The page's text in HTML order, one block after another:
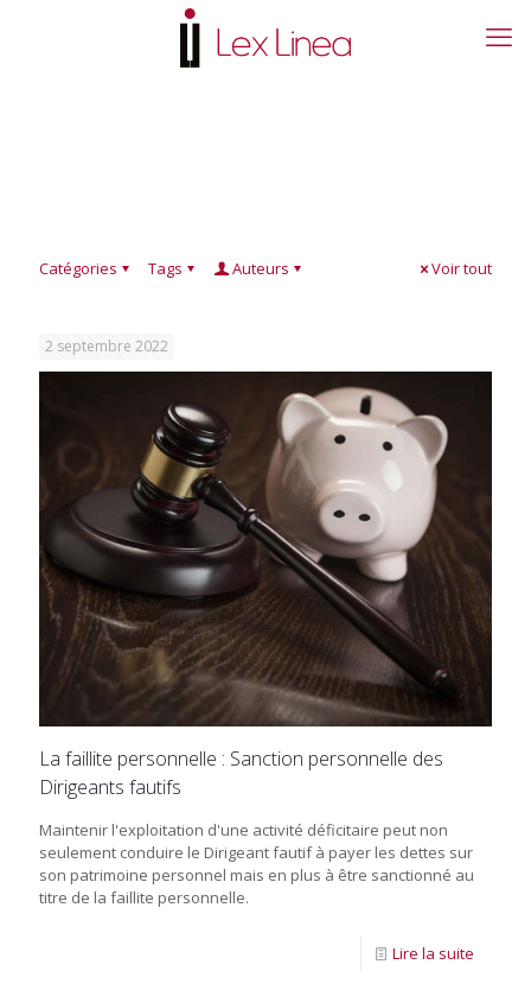
Catégories Tags Auteurs Voir tout
2 septembre 2022
La faillite personnelle : Sanction personnelle des
Dirigeants fautifs
Maintenir l'exploitation d'une activité déficitaire peut non
seulement conduire le Dirigeant fautif à payer les dettes sur
son patrimoine personnel mais en plus à être sanctionné au
titre de la faillite personnelle.
Lire la suite